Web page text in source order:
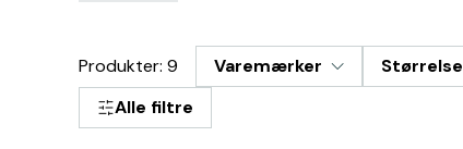
Produkter: 9 Varemærker Størrelse
Alle filtre